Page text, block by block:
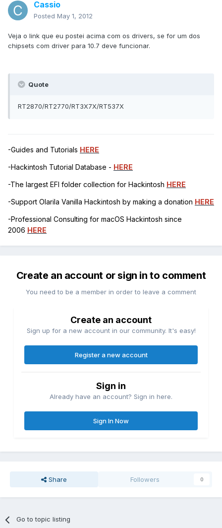
Cassio
Posted May 1, 2012
Veja o link que eu postei acima com os drivers, se for um dos
chipsets com driver para 10.7 deve funcionar.
Quote
RT2870/RT2770/RT3X7X/RT537X
-Guides and Tutorials HERE
-Hackintosh Tutorial Database - HERE
-The largest EFI folder collection for Hackintosh HERE
-Support Olarila Vanilla Hackintosh by making a donation HERE
-Professional Consulting for macOS Hackintosh since
2006 HERE
Create an account or sign in to comment
You need to be a member in order to leave a comment
Create an account
Sign up for a new account in our community. It's easy!
Register a new account
Sign in
Already have an account? Sign in here.
Sign In Now
Share Followers 0
Go to topic listing